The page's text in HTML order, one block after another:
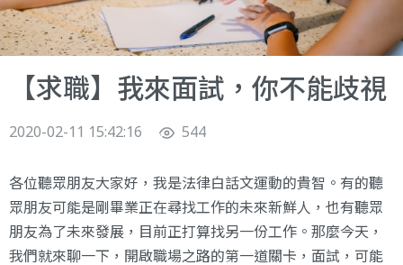
【求職】我來面試，你不能歧視
2020-02-11 15:42:16 544
各位聽眾朋友大家好，我是法律白話文運動的貴智。有的聽
眾朋友可能是剛畢業正在尋找工作的未來新鮮人，也有聽眾
朋友為了未來發展，目前正打算找另一份工作。那麼今天，
我們就來聊一下，開啟職場之路的第一道關卡，面試，可能